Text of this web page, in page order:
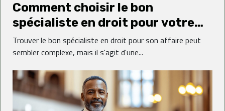
Comment choisir le bon
spécialiste en droit pour votre
affaire ?
Trouver le bon spécialiste en droit pour son affaire peut
sembler complexe, mais il s'agit d'une...